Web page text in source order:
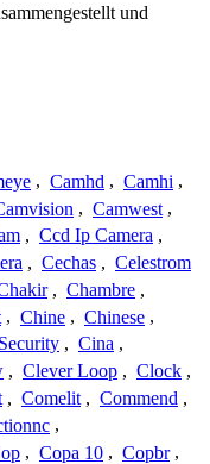
und
, Camhd , Camhi ,
, Camwest ,
, Ccd Ip Camera ,
, Cechas , Celestrom
, Chambre ,
, Chine , Chinese ,
, Cina ,
, Clever Loop , Clock ,
, Comelit , Commend ,
,
, Copa 10 , Copbr ,